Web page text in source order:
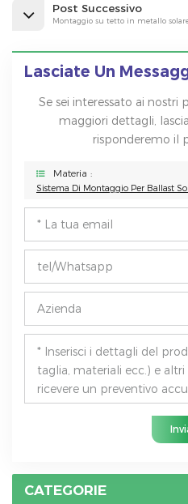
Post Successivo
Montaggio su tetto in metallo
Lasciate Un
Se sei interessato ai
maggiori dettagli,
risponderemo il
Materia :
CATEGORIE